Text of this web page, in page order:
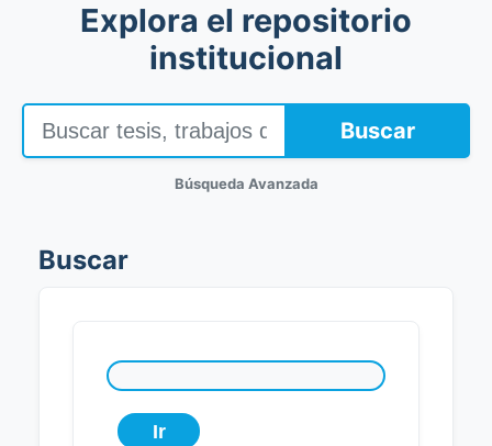
Explora el repositorio
institucional
Buscar
Búsqueda Avanzada
Buscar